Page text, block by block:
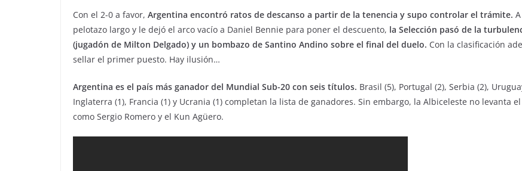
Con el 2-0 a favor, Argentina encontró ratos de descanso a partir de la tenencia y supo controlar el trámite.
pelotazo largo y le dejó el arco vacío a Daniel Bennie para poner el descuento, la Selección pasó de la
(jugadón de Milton Delgado) y un bombazo de Santino Andino sobre el final del duelo. Con la clasificación
sellar el primer puesto. Hay ilusión…
Argentina es el país más ganador del Mundial Sub-20 con seis títulos. Brasil (5), Portugal (2), Serbia (2),
Inglaterra (1), Francia (1) y Ucrania (1) completan la lista de ganadores. Sin embargo, la Albiceleste no levanta
como Sergio Romero y el Kun Agüero.